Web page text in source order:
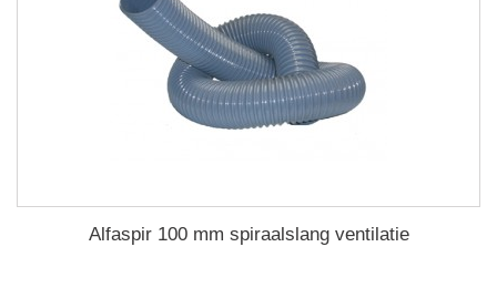
Alfaspir 100 mm spiraalslang ventilatie